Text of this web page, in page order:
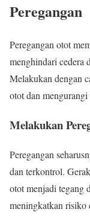
Peregangan
Peregangan otot
menghindari cedera
Melakukan dengan
otot dan
Melakukan
Peregangan
dan terkontrol.
otot menjadi tegang
meningkatkan risiko